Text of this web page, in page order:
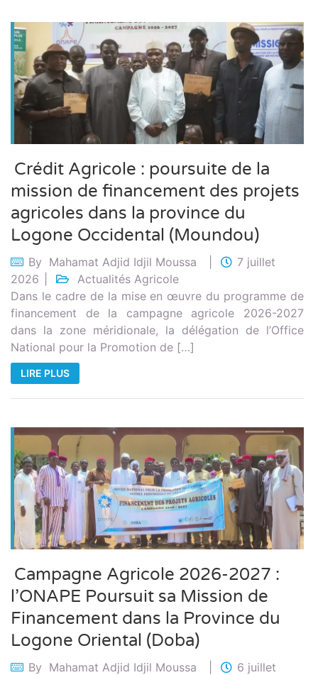
Crédit Agricole : poursuite de la
mission de financement des projets
agricoles dans la province du
Logone Occidental (Moundou)
By Mahamat Adjid Idjil Moussa
7 juillet
2026
Actualités Agricole
Dans le cadre de la mise en œuvre du programme de
financement de la campagne agricole 2026-2027
dans la zone méridionale, la délégation de l’Office
National pour la Promotion de […]
LIRE PLUS
Campagne Agricole 2026-2027 :
l’ONAPE Poursuit sa Mission de
Financement dans la Province du
Logone Oriental (Doba)
By Mahamat Adjid Idjil Moussa
6 juillet